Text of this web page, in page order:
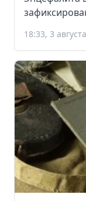
18:33, 3 августа